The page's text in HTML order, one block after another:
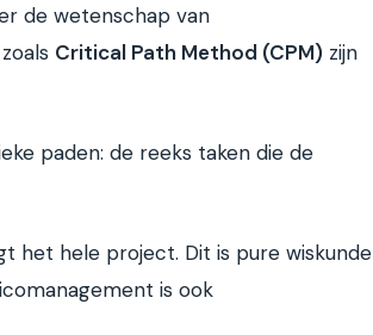
de wetenschap van
Critical Path Method (CPM) zijn
paden: de reeks taken die de
het hele project. Dit is pure wiskunde
is ook